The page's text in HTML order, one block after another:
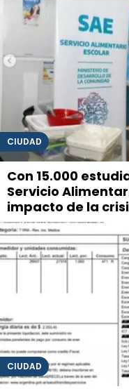
CIUDAD
Con 15.000
Servicio
impacto de la
CIUDAD